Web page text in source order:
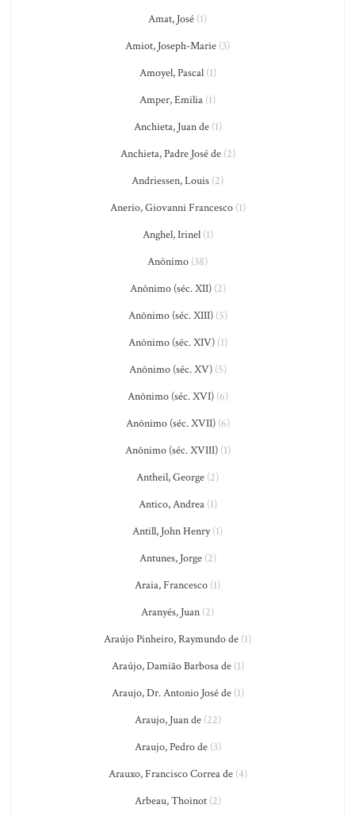
Amat, José (1)
Amiot, Joseph-Marie (3)
Amoyel, Pascal(1)
Amper, Emilia (1)
Anchieta, Juan de(1)
Anchieta, Padre José de(2)
Andriessen, Louis (2)
Anerio, Giovanni Francesco(1)
Anghel, Irinel(1)
Anônimo (38)
Anônimo (séc. XII)(2)
Anônimo (séc. XIII)(5)
Anônimo (séc. XIV)(1)
Anônimo (séc. XV)(5)
Anônimo (séc. XVI)(6)
Anônimo (séc. XVII)(6)
Anônimo (séc. XVIII)(1)
Antheil, George (2)
Antico, Andrea(1)
Antill, John Henry(1)
Antunes, Jorge(2)
Araia, Francesco (1)
Aranyés, Juan (2)
Araújo Pinheiro, Raymundo de (1)
Araújo, Damião Barbosa de(1)
Araujo, Dr. Antonio José de(1)
Araujo, Juan de(22)
Araujo, Pedro de(3)
Arauxo, Francisco Correa de(4)
Arbeau, Thoinot(2)